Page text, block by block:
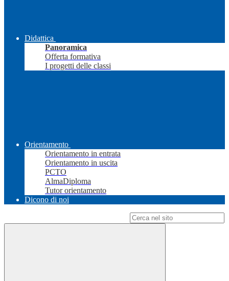
Didattica
Panoramica
Offerta formativa
I progetti delle classi
Orientamento
Orientamento in entrata
Orientamento in uscita
PCTO
AlmaDiploma
Tutor orientamento
Dicono di noi